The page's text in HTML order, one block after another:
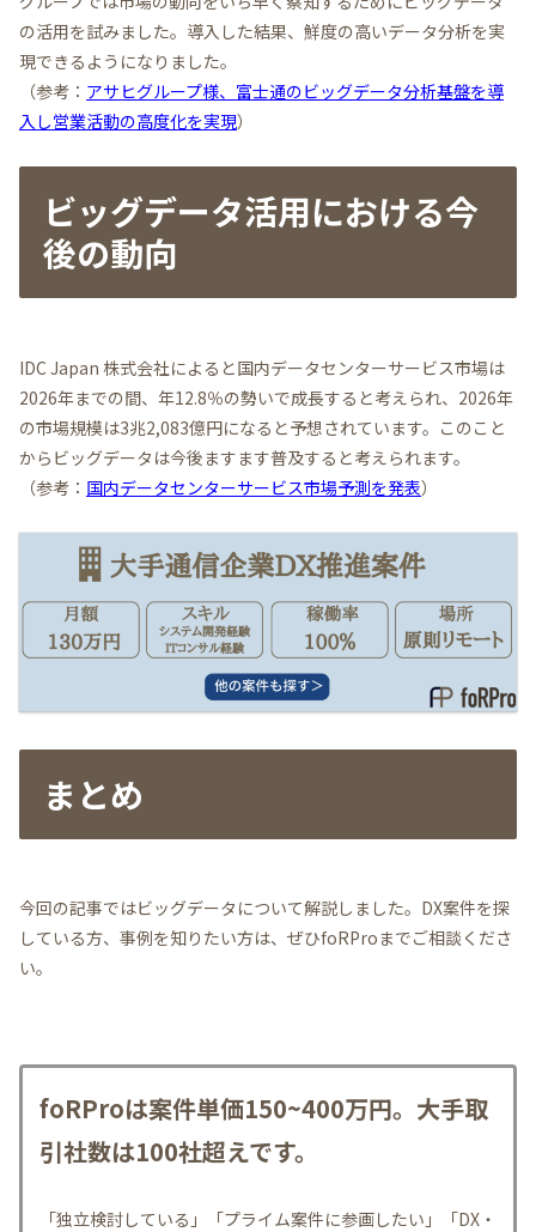
の活用を試みました。導入した結果、鮮度の高いデータ分析を実
現できるようになりました。
（参考： アサヒグループ様、富士通のビッグデータ分析基盤を導
入し営業活動の高度化を実現）
ビッグデータ活用における今
後の動向
IDC Japan 株式会社によると国内データセンターサービス市場は
2026年までの間、年12.8％の勢いで成長すると考えられ、2026年
の市場規模は3兆2,083億円になると予想されています。このこと
からビッグデータは今後ますます普及すると考えられます。
（参考： 国内データセンターサービス市場予測を発表）
まとめ
今回の記事ではビッグデータについて解説しました。DX案件を探
している方、事例を知りたい方は、ぜひfoRProまでご相談くださ
い。
foRProは案件単価150~400万円。大手取
引社数は100社超えです。
「独立検討している」「プライム案件に参画したい」「DX・